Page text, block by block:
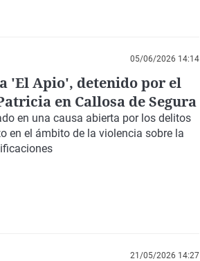
05/06/2026 14:14
'El Apio', detenido por el
en Callosa de Segura
en una causa abierta por los delitos
en el ámbito de la violencia sobre la
21/05/2026 14:27